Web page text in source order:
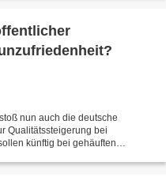
nun auch die deutsche
Qualitätssteigerung bei
künftig bei gehäuften